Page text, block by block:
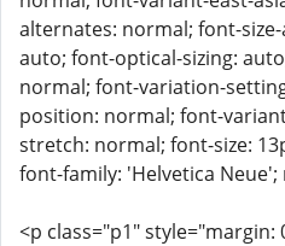
alternates: normal; font-
auto; font-optical-sizing:
normal; font-variation-
position: normal; font-
stretch: normal; font-size:
font-family: 'Helvetica
<p class="p1"